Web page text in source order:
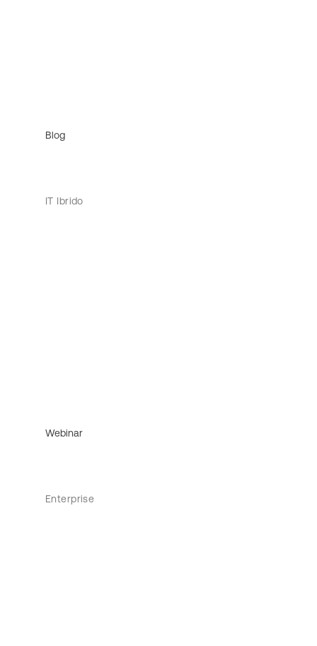
Blog
IT Ibrido
Webinar
Enterprise